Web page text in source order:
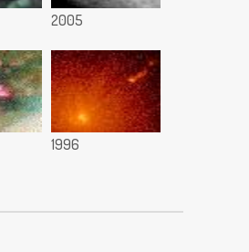
2005
1996